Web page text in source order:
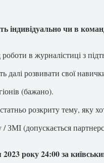
індивідуально чи в
в журналістиці з
розвивати свої
(бажано).
розкриту тему, яку
(допускається
року 24:00 за